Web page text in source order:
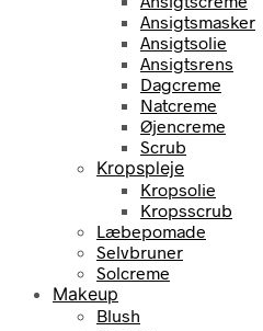
Ansigtsmasker
Ansigtsolie
Ansigtsrens
Dagcreme
Natcreme
Øjencreme
Scrub
Kropspleje
Kropsolie
Kropsscrub
Læbepomade
Selvbruner
Solcreme
Makeup
Blush